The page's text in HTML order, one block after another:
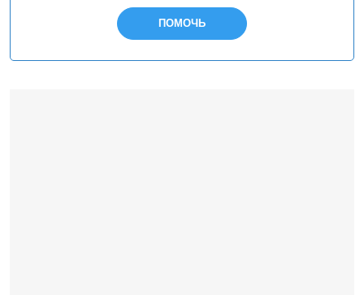
ПОМОЧЬ